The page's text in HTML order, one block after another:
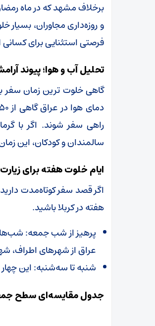
برخلاف مشهد که در ماه
و روزه‌داری مجاوران،
فرصتی استثنایی برای
تحلیل آب و هوا؛ پیوند
گاهی خلوت ترین زمان سفر
راهی سفر شوند. اگر با
سالمندان و کودکان، این
ایام خلوت هفته برای زیارت
اگر قصد سفر کوتاه‌مدت
هفته در کربلا باشید.
پرهیز از شب جمعه:
عراق از شهرهای
شنبه تا سه‌شنبه: این
جدول مقایسه‌ای سطح